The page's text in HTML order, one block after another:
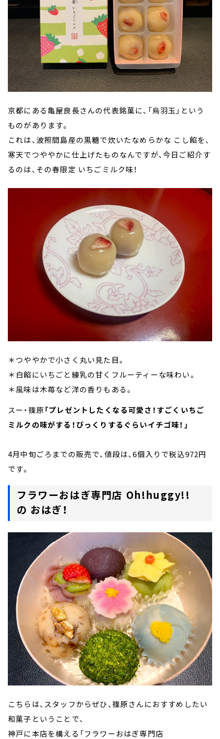
京都にある亀屋良長さんの代表銘菓に、「烏羽玉」という
ものがあります。
これは、波照間島産の黒糖で炊いたなめらかな こし餡を、
寒天でつややかに仕上げたものなんですが、今日ご紹介す
るのは、その春限定 いちごミルク味！
＊つややかで小さく丸い見た目。
＊白餡にいちごと練乳の甘くフルーティーな味わい。
＊風味は木苺など洋の香りもある。
スー・篠原「プレゼントしたくなる可愛さ！すごくいちご
ミルクの味がする！びっくりするぐらいイチゴ味！」
4月中旬ごろまでの販売で、値段は、6個入りで税込972円
です。
フラワーおはぎ専門店 Oh!huggy!!
の おはぎ！
こちらは、スタッフからぜひ、篠原さんにおすすめしたい
和菓子ということで、
神戸に本店を構える「フラワーおはぎ専門店